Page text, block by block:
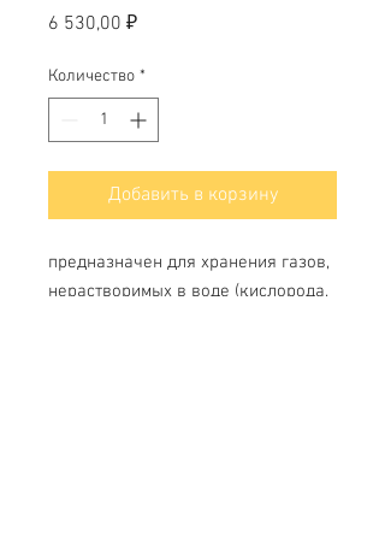
6 530,00 ₽Цена
Количество *
Добавить в корзину
предназначен для хранения газов,
нерастворимых в воде (кислорода,